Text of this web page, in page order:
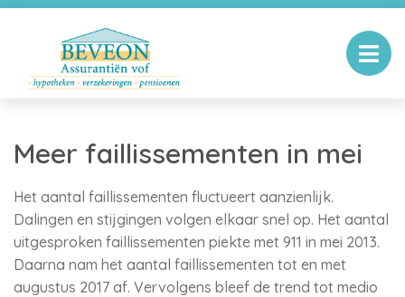
Meer faillissementen in mei
Het aantal faillissementen fluctueert aanzienlijk.
Dalingen en stijgingen volgen elkaar snel op. Het aantal
uitgesproken faillissementen piekte met 911 in mei 2013.
Daarna nam het aantal faillissementen tot en met
augustus 2017 af. Vervolgens bleef de trend tot medio